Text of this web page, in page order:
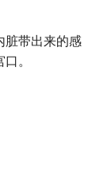
脏带出来的感
。